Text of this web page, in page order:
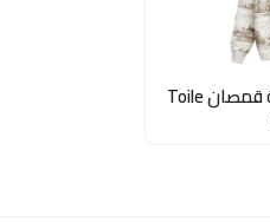
الحبر الرعوي: مجموعة قمصان Toile